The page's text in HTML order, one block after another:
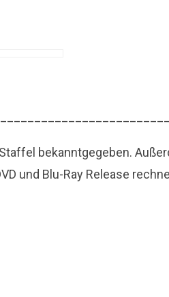
bekanntgegeben.
und Blu-Ray Release